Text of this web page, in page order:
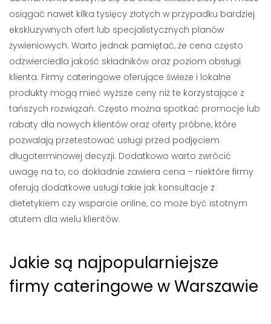
osiągać nawet kilka tysięcy złotych w przypadku bardziej
ekskluzywnych ofert lub specjalistycznych planów
żywieniowych. Warto jednak pamiętać, że cena często
odzwierciedla jakość składników oraz poziom obsługi
klienta. Firmy cateringowe oferujące świeże i lokalne
produkty mogą mieć wyższe ceny niż te korzystające z
tańszych rozwiązań. Często można spotkać promocje lub
rabaty dla nowych klientów oraz oferty próbne, które
pozwalają przetestować usługi przed podjęciem
długoterminowej decyzji. Dodatkowo warto zwrócić
uwagę na to, co dokładnie zawiera cena – niektóre firmy
oferują dodatkowe usługi takie jak konsultacje z
dietetykiem czy wsparcie online, co może być istotnym
atutem dla wielu klientów.
Jakie są najpopularniejsze
firmy cateringowe w Warszawie